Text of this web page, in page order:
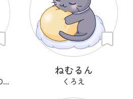
はるるーん(ぽちねこBOOKS)
ねむるん
くろえ